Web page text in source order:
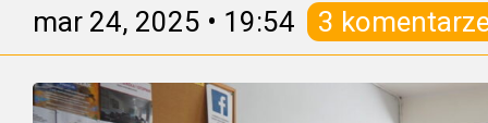
mar 24, 2025 • 19:54 3